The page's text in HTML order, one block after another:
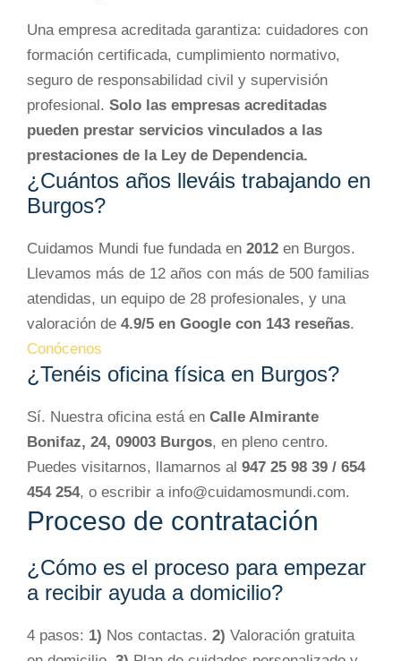
Una empresa acreditada garantiza: cuidadores con
formación certificada, cumplimiento normativo,
seguro de responsabilidad civil y supervisión
profesional. Solo las empresas acreditadas
pueden prestar servicios vinculados a las
prestaciones de la Ley de Dependencia.
¿Cuántos años lleváis trabajando en
Burgos?
Cuidamos Mundi fue fundada en 2012 en Burgos.
Llevamos más de 12 años con más de 500 familias
atendidas, un equipo de 28 profesionales, y una
valoración de 4.9/5 en Google con 143 reseñas.
Conócenos
¿Tenéis oficina física en Burgos?
Sí. Nuestra oficina está en Calle Almirante
Bonifaz, 24, 09003 Burgos, en pleno centro.
Puedes visitarnos, llamarnos al 947 25 98 39 / 654
454 254, o escribir a info@cuidamosmundi.com.
Proceso de contratación
¿Cómo es el proceso para empezar
a recibir ayuda a domicilio?
4 pasos: 1) Nos contactas. 2) Valoración gratuita